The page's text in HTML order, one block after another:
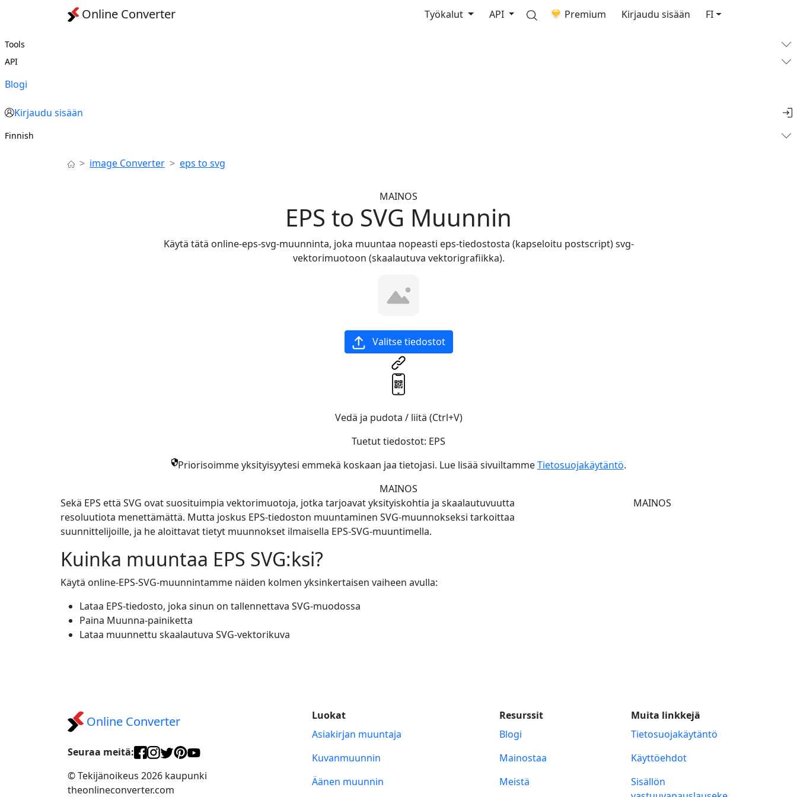
Online Converter Työkalut API Premium Kirjaudu sisään FI
Tools
API
Blogi
Kirjaudu sisään
Finnish
image Converter eps to svg
MAINOS
EPS to SVG Muunnin
Käytä tätä online-eps-svg-muunninta, joka muuntaa nopeasti eps-tiedostosta (kapseloitu postscript) svg-
vektorimuotoon (skaalautuva vektorigrafiikka).
Valitse tiedostot
Vedä ja pudota / liitä (Ctrl+V)
Tuetut tiedostot: EPS
Priorisoimme yksityisyytesi emmekä koskaan jaa tietojasi. Lue lisää sivuiltamme Tietosuojakäytäntö.
MAINOS
Sekä EPS että SVG ovat suosituimpia vektorimuotoja, jotka tarjoavat yksityiskohtia ja skaalautuvuutta
resoluutiota menettämättä. Mutta joskus EPS-tiedoston muuntaminen SVG-muunnokseksi tarkoittaa
suunnittelijoille, ja he aloittavat tietyt muunnokset ilmaisella EPS-SVG-muuntimella.
Kuinka muuntaa EPS SVG:ksi?
Käytä online-EPS-SVG-muunnintamme näiden kolmen yksinkertaisen vaiheen avulla:
Lataa EPS-tiedosto, joka sinun on tallennettava SVG-muodossa
Paina Muunna-painiketta
Lataa muunnettu skaalautuva SVG-vektorikuva
MAINOS
Online Converter
Seuraa meitä:
© Tekijänoikeus 2026 kaupunki
theonlineconverter.com
Luokat
Asiakirjan muuntaja
Kuvanmuunnin
Äänen muunnin
Resurssit
Blogi
Mainostaa
Meistä
Muita linkkejä
Tietosuojakäytäntö
Käyttöehdot
Sisällön